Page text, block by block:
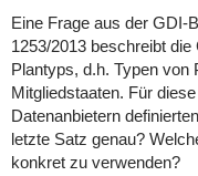
Eine Frage aus der GDI-
1253/2013 beschreibt
Plantyps, d.h. Typen von
Mitgliedstaaten. Für
Datenanbietern
letzte Satz genau?
konkret zu verwenden?